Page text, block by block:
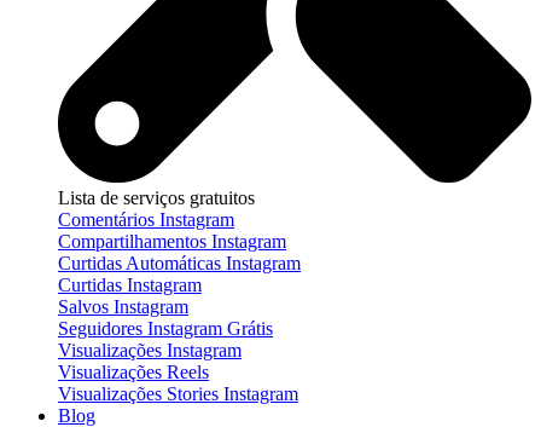
Lista de serviços gratuitos
Comentários Instagram
Compartilhamentos Instagram
Curtidas Automáticas Instagram
Curtidas Instagram
Salvos Instagram
Seguidores Instagram Grátis
Visualizações Instagram
Visualizações Reels
Visualizações Stories Instagram
Blog